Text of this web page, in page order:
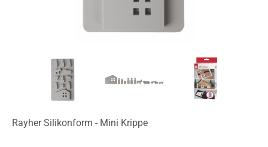
Rayher Silikonform - Mini Krippe